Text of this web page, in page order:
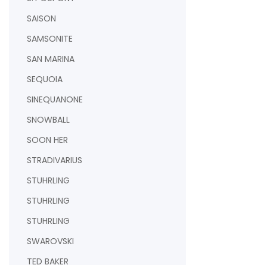
SAISON
SAMSONITE
SAN MARINA
SEQUOIA
SINEQUANONE
SNOWBALL
SOON HER
STRADIVARIUS
STUHRLING
STUHRLING
STUHRLING
SWAROVSKI
TED BAKER